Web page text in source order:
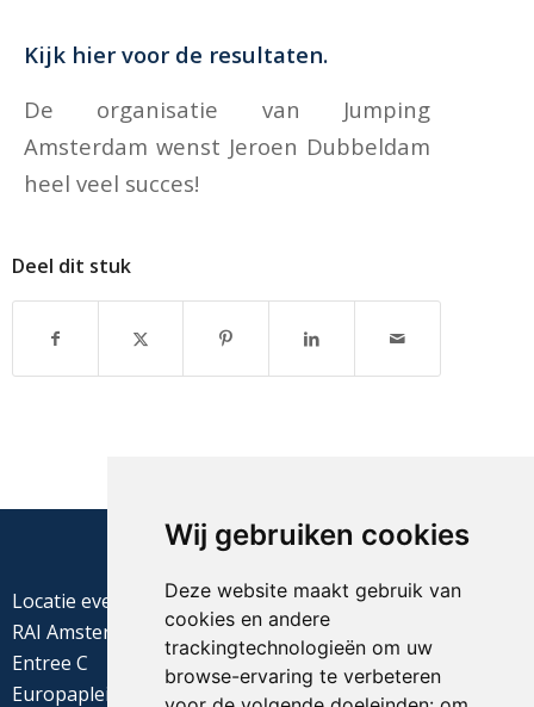
Wij gebruiken cookies
Deze website maakt gebruik van
cookies en andere
trackingtechnologieën om uw
browse-ervaring te verbeteren
Kijk hier voor de resultaten.
De organisatie van Jumping
Amsterdam wenst Jeroen Dubbeldam
heel veel succes!
Deel dit stuk
Locatie evenement
RAI Amsterdam
Entree C
Europaplein 22